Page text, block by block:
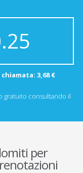
3,68 €
gratuito consultando il
per